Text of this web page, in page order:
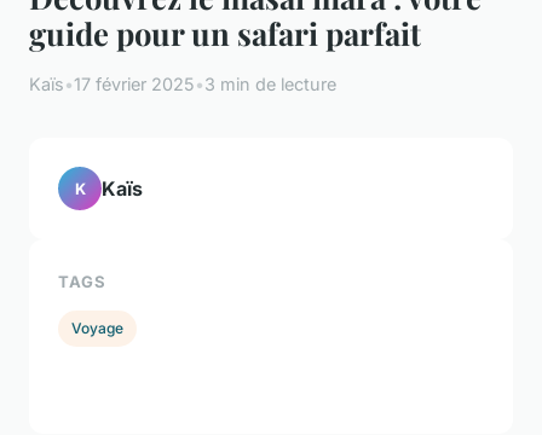
guide pour un safari parfait
Kaïs•17 février 2025•3 min de lecture
K Kaïs
TAGS
Voyage